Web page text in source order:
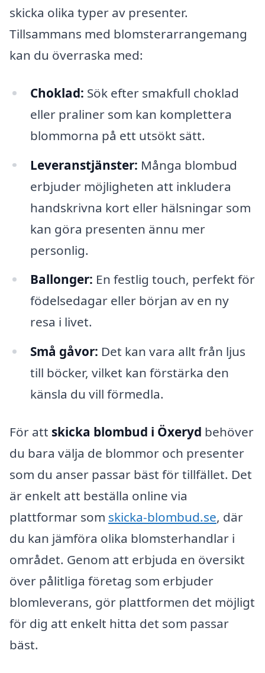
skicka olika typer av presenter.
Tillsammans med blomsterarrangemang
kan du överraska med:
Choklad: Sök efter smakfull choklad
eller praliner som kan komplettera
blommorna på ett utsökt sätt.
Leveranstjänster: Många blombud
erbjuder möjligheten att inkludera
handskrivna kort eller hälsningar som
kan göra presenten ännu mer
personlig.
Ballonger: En festlig touch, perfekt för
födelsedagar eller början av en ny
resa i livet.
Små gåvor: Det kan vara allt från ljus
till böcker, vilket kan förstärka den
känsla du vill förmedla.
För att skicka blombud i Öxeryd behöver
du bara välja de blommor och presenter
som du anser passar bäst för tillfället. Det
är enkelt att beställa online via
plattformar som skicka-blombud.se, där
du kan jämföra olika blomsterhandlar i
området. Genom att erbjuda en översikt
över pålitliga företag som erbjuder
blomleverans, gör plattformen det möjligt
för dig att enkelt hitta det som passar
bäst.